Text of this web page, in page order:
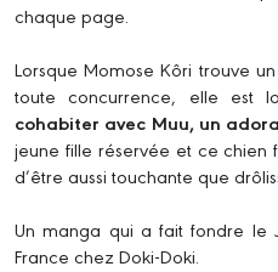
chaque page.
Lorsque Momose Kôri trouve
toute concurrence, elle est
cohabiter avec Muu, un
jeune fille réservée et ce
d’être aussi touchante que
Un manga qui a fait fondre le
France chez Doki-Doki.